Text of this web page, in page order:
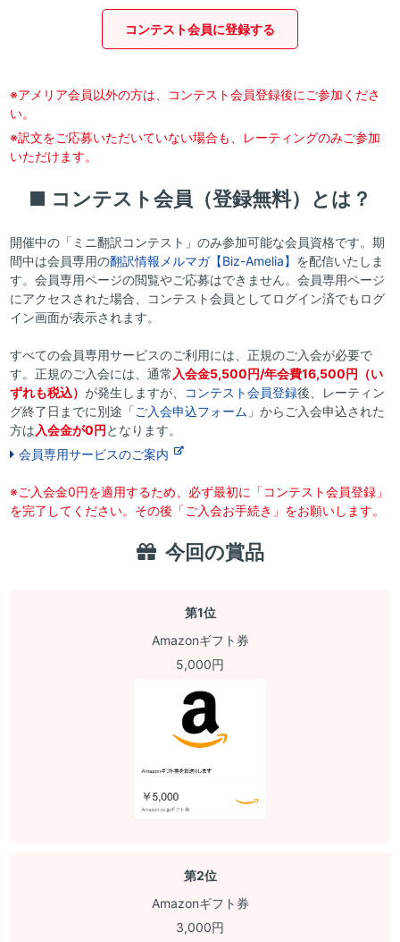
コンテスト会員に登録する
※アメリア会員以外の方は、コンテスト会員登録後にご参加くださ
い。
※訳文をご応募いただいていない場合も、レーティングのみご参加
いただけます。
■ コンテスト会員（登録無料）とは？
開催中の「ミニ翻訳コンテスト」のみ参加可能な会員資格です。期
間中は会員専用の翻訳情報メルマガ【Biz-Amelia】 を配信いたしま
す。会員専用ページの閲覧やご応募はできません。会員専用ページ
にアクセスされた場合、コンテスト会員としてログイン済でもログ
イン画面が表示されます。
すべての会員専用サービスのご利用には、正規のご入会が必要で
す。正規のご入会には、通常 入会金5,500円/年会費16,500円（い
ずれも税込）が発生しますが、 コンテスト会員登録後、レーティン
グ終了日までに別途「ご入会申込フォーム 」からご入会申込された
方は 入会金が0円となります。
会員専用サービスのご案内
※ご入会金0円を適用するため、必ず最初に「コンテスト会員登録」
を完了してください。その後「ご入会お手続き」をお願いします。
今回の賞品
第1位
Amazonギフト券
5,000円
第2位
Amazonギフト券
3,000円